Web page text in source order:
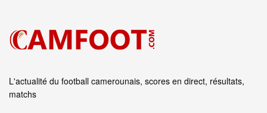
L'actualité du football camerounais, scores en direct, résultats,
matchs